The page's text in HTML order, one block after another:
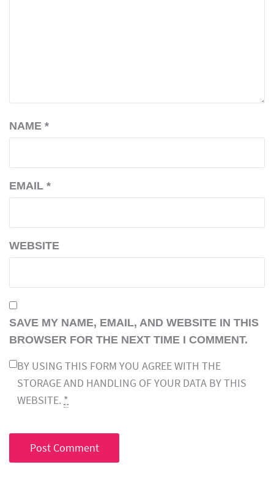
NAME *
EMAIL *
WEBSITE
SAVE MY NAME, EMAIL, AND WEBSITE IN THIS
BROWSER FOR THE NEXT TIME I COMMENT.
BY USING THIS FORM YOU AGREE WITH THE
STORAGE AND HANDLING OF YOUR DATA BY THIS
WEBSITE. *